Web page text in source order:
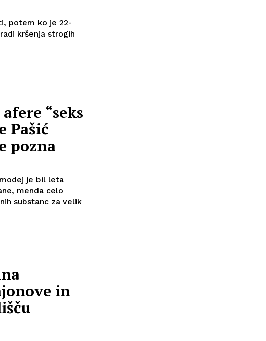
potem ko je 22-
kršenja strogih
“seks
Pašić
pozna
je bil leta
menda celo
substanc za velik
in